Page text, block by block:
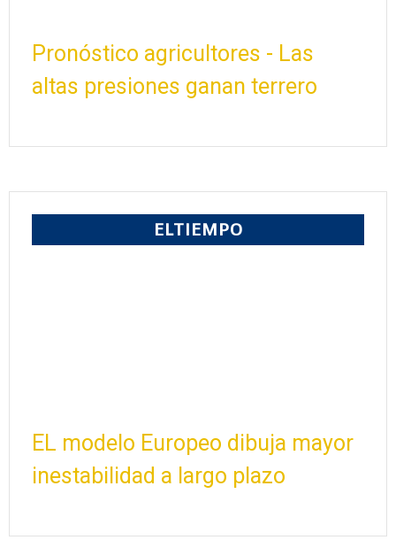
Pronóstico agricultores - Las
altas presiones ganan terrero
ELTIEMPO
EL modelo Europeo dibuja mayor
inestabilidad a largo plazo